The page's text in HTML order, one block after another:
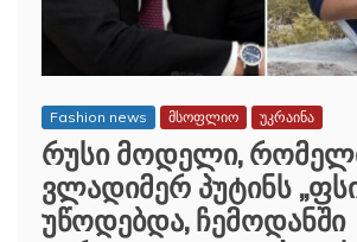
Fashion news მსოფლიო უკრაინა
რუსი მოდელი,
ვლადიმერ პუტინს
უწოდებდა, ჩემოდანში